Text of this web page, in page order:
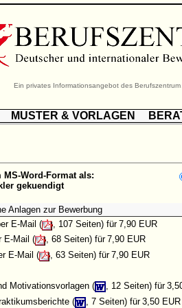
Ein privates Informationsangebot des Berufszentrum
MUSTER & VORLAGEN
Word-Format als:
gekuendigt
Anlagen zur Bewerbung
E-Mail ( , 107 Seiten) für 7,90 EUR
E-Mail ( , 68 Seiten) für 7,90 EUR
E-Mail ( , 63 Seiten) für 7,90 EUR
Motivationsvorlagen ( , 12 Seiten) für
( , 7 Seiten) für 3,50 EUR